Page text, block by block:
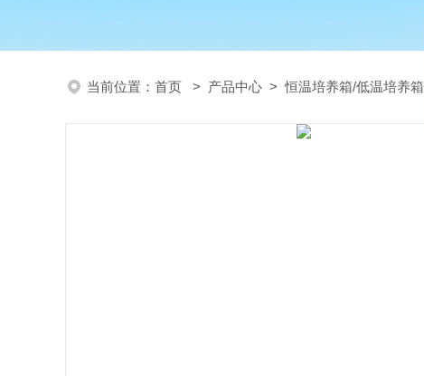
当前位置： 首页 > 产品中心 >恒温培养箱/低温培养箱